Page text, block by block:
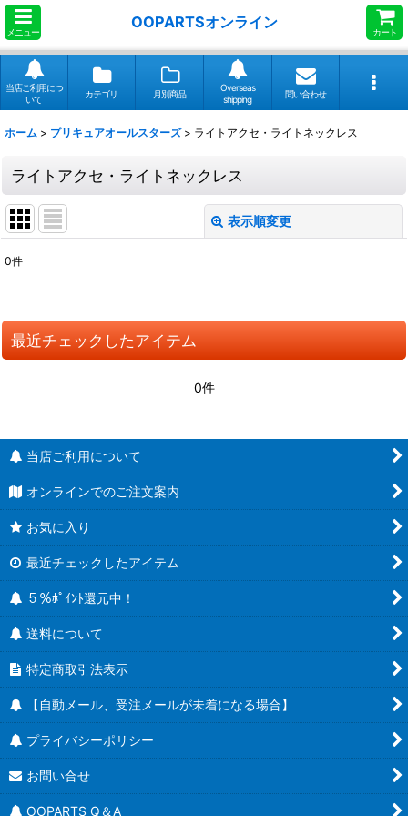
メニュー
OOPARTSオンライン
カート
当店ご利用につ
いて
カテゴリ 月別商品
Overseas
shipping
問い合わせ
ホーム > プリキュアオールスターズ > ライトアクセ・ライトネックレス
ライトアクセ・ライトネックレス
表示順変更
並び順:
0件
最近チェックしたアイテム
0件
当店ご利用について
オンラインでのご注文案内
お気に入り
最近チェックしたアイテム
５％ﾎﾟｲﾝﾄ還元中！
送料について
特定商取引法表示
【自動メール、受注メールが未着になる場合】
プライバシーポリシー
お問い合せ
OOPARTS Q＆A